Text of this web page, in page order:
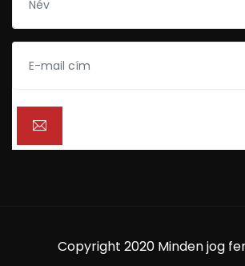
Copyright 2020 Minden jog